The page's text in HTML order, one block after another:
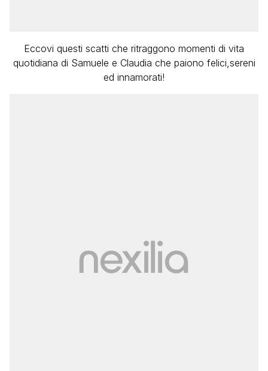
Eccovi questi scatti che ritraggono momenti di vita
quotidiana di Samuele e Claudia che paiono felici,sereni
ed innamorati!